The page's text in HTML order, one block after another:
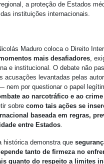
a proteção de Estados
instituições internacionais.
Maduro coloca o Direito
mais desafiadores,
e institucional. O debate não
acusações levantadas pelas
nem por questionar o papel
ao narcotráfico e ao
sobre como tais ações se
baseada em regras,
entre Estados.
histórica demonstra que
tanto de firmeza no
quanto do respeito a limites